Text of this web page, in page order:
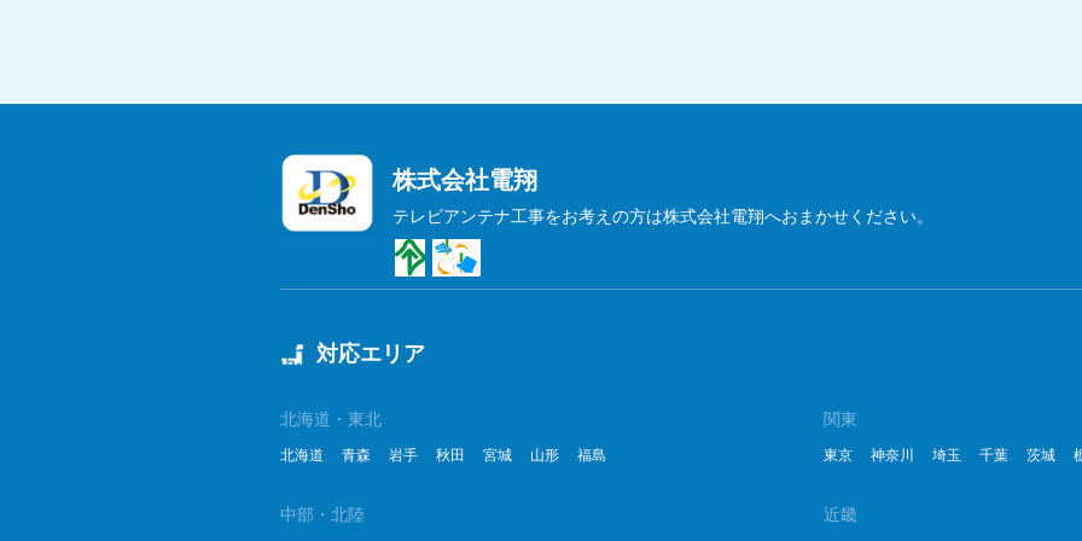
株式会社電翔
テレビアンテナ工事をお考えの方は株式会社電翔へおまかせください。
対応エリア
北海道・東北
北海道 青森 岩手 秋田 宮城 山形 福島
関東
東京 神奈川 埼玉 千葉 茨城
中部・北陸 近畿